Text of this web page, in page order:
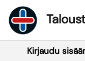
Kirjaudu